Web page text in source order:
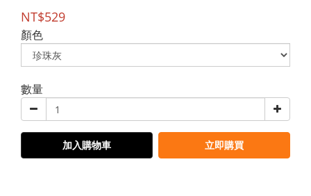
NT$529
顏色
數量
加入購物車 立即購買